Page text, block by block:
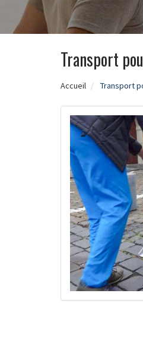
Transport
Accueil Transport